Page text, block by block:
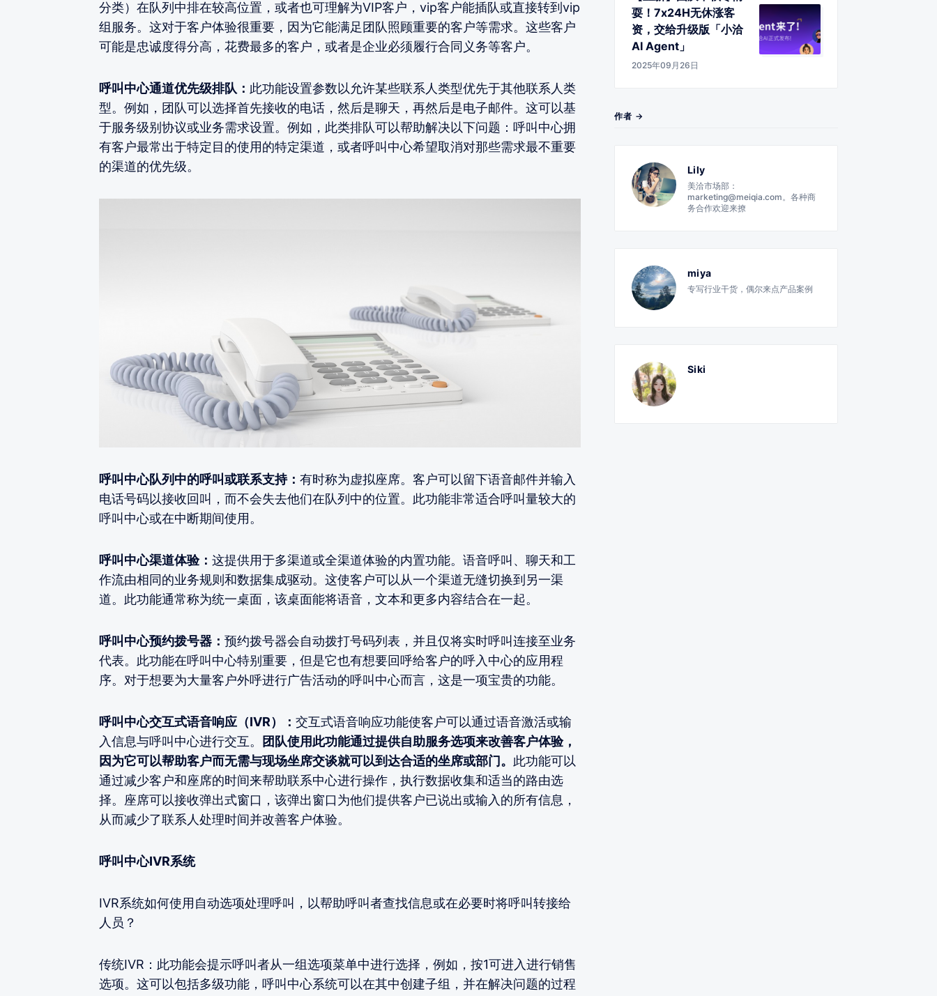
分类）在队列中排在较高位置，或者也可理解为VIP客户，vip客户能插队或直接转到vip
组服务。这对于客户体验很重要，因为它能满足团队照顾重要的客户等需求。这些客户
可能是忠诚度得分高，花费最多的客户，或者是企业必须履行合同义务等客户。
呼叫中心通道优先级排队： 此功能设置参数以允许某些联系人类型优先于其他联系人类
型。例如，团队可以选择首先接收的电话，然后是聊天，再然后是电子邮件。这可以基
于服务级别协议或业务需求设置。例如，此类排队可以帮助解决以下问题：呼叫中心拥
有客户最常出于特定目的使用的特定渠道，或者呼叫中心希望取消对那些需求最不重要
的渠道的优先级。
呼叫中心队列中的呼叫或联系支持： 有时称为虚拟座席。客户可以留下语音邮件并输入
电话号码以接收回叫，而不会失去他们在队列中的位置。此功能非常适合呼叫量较大的
呼叫中心或在中断期间使用。
呼叫中心渠道体验： 这提供用于多渠道或全渠道体验的内置功能。语音呼叫、聊天和工
作流由相同的业务规则和数据集成驱动。这使客户可以从一个渠道无缝切换到另一渠
道。此功能通常称为统一桌面，该桌面能将语音，文本和更多内容结合在一起。
呼叫中心预约拨号器： 预约拨号器会自动拨打号码列表，并且仅将实时呼叫连接至业务
代表。此功能在呼叫中心特别重要，但是它也有想要回呼给客户的呼入中心的应用程
序。对于想要为大量客户外呼进行广告活动的呼叫中心而言，这是一项宝贵的功能。
呼叫中心交互式语音响应（IVR）： 交互式语音响应功能使客户可以通过语音激活或输
入信息与呼叫中心进行交互。
团队使用此功能通过提供自助服务选项来改善客户体验，
因为它可以帮助客户而无需与现场坐席交谈就可以到达合适的坐席或部门。 此功能可以
通过减少客户和座席的时间来帮助联系中心进行操作，执行数据收集和适当的路由选
择。座席可以接收弹出式窗口，该弹出窗口为他们提供客户已说出或输入的所有信息，
从而减少了联系人处理时间并改善客户体验。
呼叫中心IVR系统
IVR系统如何使用自动选项处理呼叫，以帮助呼叫者查找信息或在必要时将呼叫转接给
人员？
传统IVR：此功能会提示呼叫者从一组选项菜单中进行选择，例如，按1可进入进行销售
选项。这可以包括多级功能，呼叫中心系统可以在其中创建子组，并在解决问题的过程
耍！7x24H无休涨客
资，交给升级版「小洽
AI Agent」
2025年09月26日
作者 →
Lily
美洽市场部：
marketing@meiqia.com。各种商
务合作欢迎来撩
miya
专写行业干货，偶尔来点产品案例
Siki